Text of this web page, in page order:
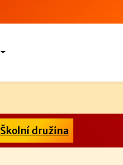
Školní družina